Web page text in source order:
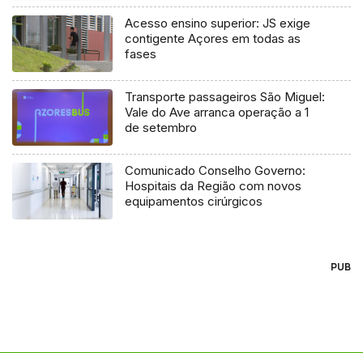
Acesso ensino superior: JS exige
contigente Açores em todas as
fases
Transporte passageiros São Miguel:
Vale do Ave arranca operação a 1
de setembro
Comunicado Conselho Governo:
Hospitais da Região com novos
equipamentos cirúrgicos
PUB